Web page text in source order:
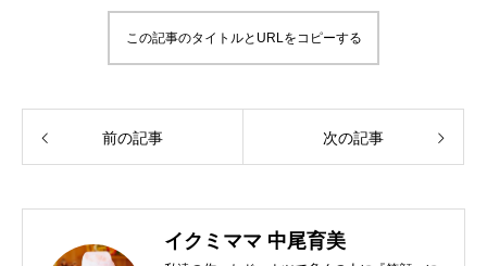
この記事のタイトルとURLをコピーする
前の記事 次の記事
イクミママ 中尾育美